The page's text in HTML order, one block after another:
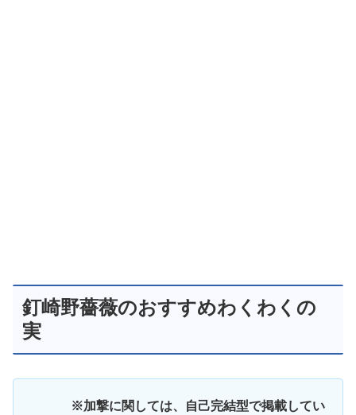
釘崎野薔薇のおすすめわくわくの
実
※加撃に関しては、自己完結型で掲載してい